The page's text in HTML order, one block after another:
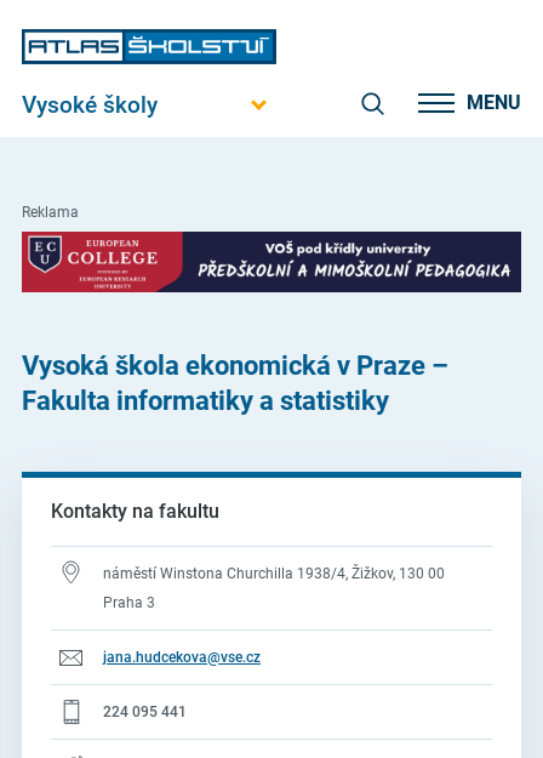
Vysoké školy MENU
Reklama
Vysoká škola ekonomická v Praze –
Fakulta informatiky a statistiky
Kontakty na fakultu
náměstí Winstona Churchilla 1938/4, Žižkov, 130 00
Praha 3
jana.hudcekova@vse.cz
224 095 441